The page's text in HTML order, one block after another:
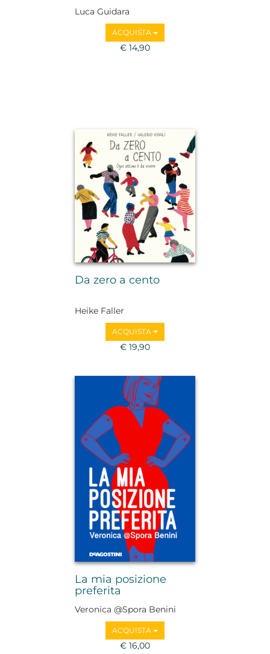
Luca Guidara
ACQUISTA
€ 14,90
Da zero a cento
Heike Faller
ACQUISTA
€ 19,90
La mia posizione
preferita
Veronica @Spora Benini
ACQUISTA
€ 16,00